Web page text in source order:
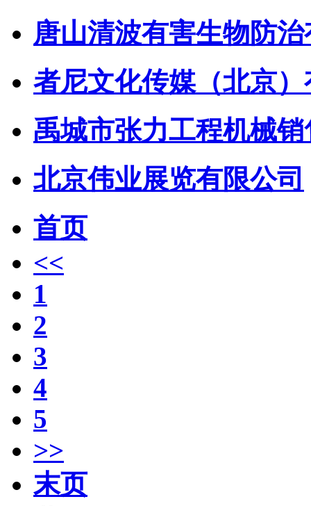
唐山清波有害生物防
者尼文化传媒（北京
禹城市张力工程机械
北京伟业展览有限公司
首页
<<
1
2
3
4
5
>>
末页